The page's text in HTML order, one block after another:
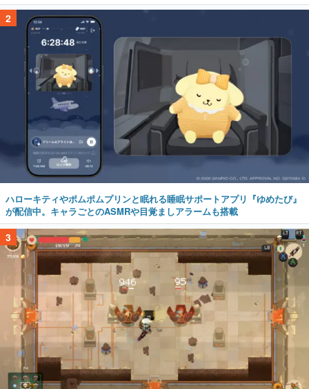
2
ハローキティやポムポムプリンと眠れる睡眠サポートアプリ『ゆめたび』
が配信中。キャラごとのASMRや目覚ましアラームも搭載
3